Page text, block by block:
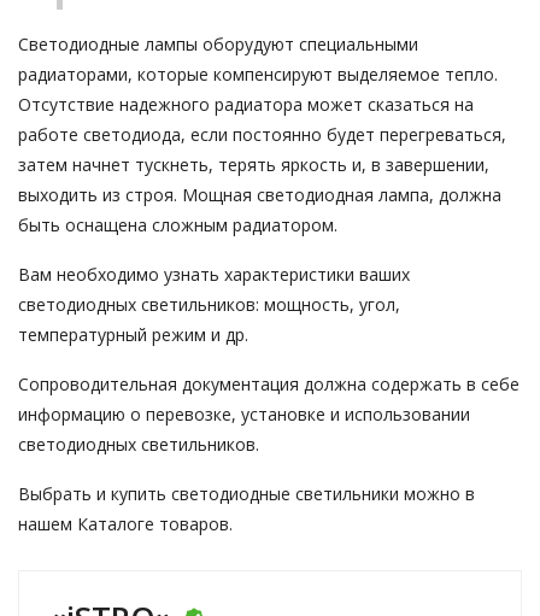
Светодиодные лампы оборудуют специальными
радиаторами, которые компенсируют выделяемое тепло.
Отсутствие надежного радиатора может сказаться на
работе светодиода, если постоянно будет перегреваться,
затем начнет тускнеть, терять яркость и, в завершении,
выходить из строя. Мощная светодиодная лампа, должна
быть оснащена сложным радиатором.
Вам необходимо узнать характеристики ваших
светодиодных светильников: мощность, угол,
температурный режим и др.
Сопроводительная документация должна содержать в себе
информацию о перевозке, установке и использовании
светодиодных светильников.
Выбрать и купить светодиодные светильники можно в
нашем Каталоге товаров.